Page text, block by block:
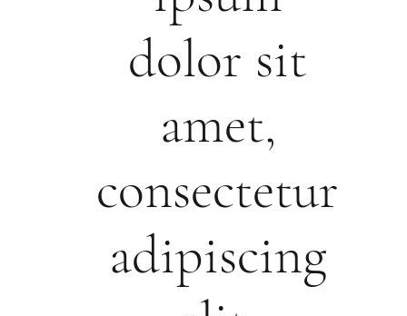
dolor sit
amet,
consectetur
adipiscing